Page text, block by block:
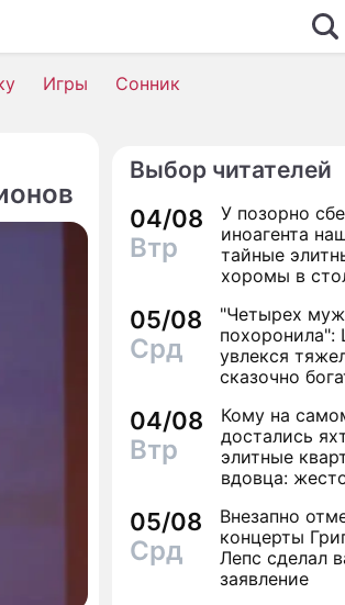
Игры Сонник
Выбор читателей
04/08
Втр
У позорно
иноагента
тайные
хоромы в
05/08
Срд
"Четырех
похоронила":
увлекся
сказочно
04/08
Втр
Кому на
достались
элитные
вдовца:
Вилли
05/08
Срд
Внезапно
концерты
Лепс сделал
заявление